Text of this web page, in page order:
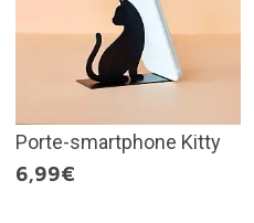
Porte-smartphone Kitty
6,99€